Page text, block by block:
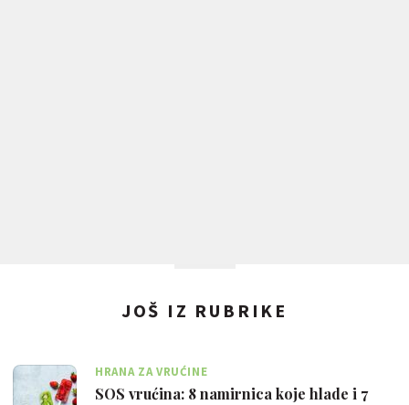
JOŠ IZ RUBRIKE
HRANA ZA VRUĆINE
SOS vrućina: 8 namirnica koje hlade i 7